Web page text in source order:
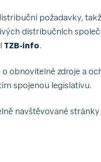
požadavky,
distribučních
TZB-info.
o obnovitelné zdroje a
spojenou legislativu.
navštěvované